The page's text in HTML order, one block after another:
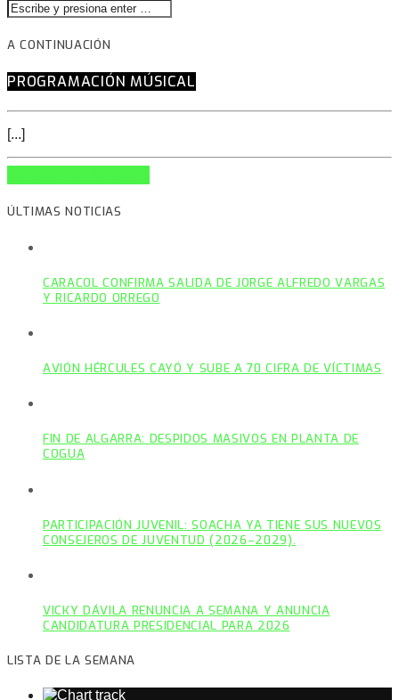
A CONTINUACIÓN
PROGRAMACIÓN MÚSICAL
[...]
ÚLTIMAS NOTICIAS
CARACOL CONFIRMA SALIDA DE JORGE ALFREDO VARGAS
Y RICARDO ORREGO
AVIÓN HÉRCULES CAYÓ Y SUBE A 70 CIFRA DE VÍCTIMAS
FIN DE ALGARRA: DESPIDOS MASIVOS EN PLANTA DE
COGUA
PARTICIPACIÓN JUVENIL: SOACHA YA TIENE SUS NUEVOS
CONSEJEROS DE JUVENTUD (2026–2029).
VICKY DÁVILA RENUNCIA A SEMANA Y ANUNCIA
CANDIDATURA PRESIDENCIAL PARA 2026
LISTA DE LA SEMANA